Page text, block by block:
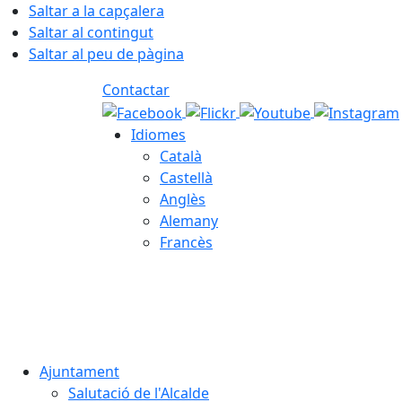
Saltar a la capçalera
Saltar al contingut
Saltar al peu de pàgina
Contactar
Idiomes
Català
Castellà
Anglès
Alemany
Francès
Ajuntament
Salutació de l'Alcalde